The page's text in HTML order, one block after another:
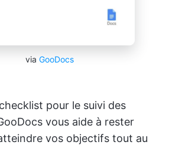
via GooDocs
pour le suivi des
vous aide à rester
vos objectifs tout au